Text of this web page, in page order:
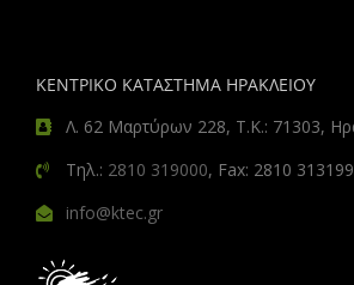
ΚΕΝΤΡΙΚΟ ΚΑΤΑΣΤΗΜΑ ΗΡΑΚΛΕΙΟΥ
Λ. 62 Μαρτύρων 228, Τ.Κ.: 71303,
Τηλ.: 2810 319000, Fax: 2810 313199
info@ktec.gr